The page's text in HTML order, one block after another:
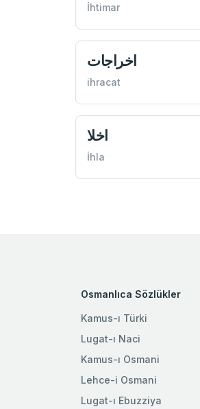
İhtimar
اخراجات
ihracat
اخلا
İhla
Osmanlıca Sözlükler
Kamus-ı Türki
Lugat-ı Naci
Kamus-ı Osmani
Lehce-i Osmani
Lugat-ı Ebuzziya